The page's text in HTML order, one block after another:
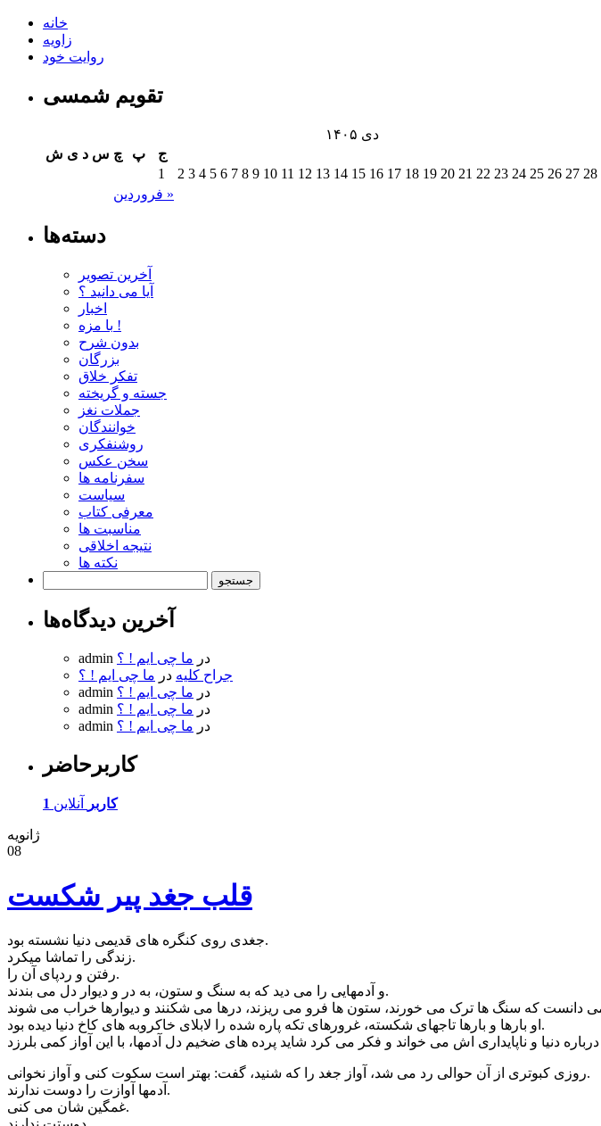
خانه
زاویه
روایت خود
تقویم شمسی
دی ۱۴۰۵
ش ی د س چ پ ج
فروردین »
1 2 3 4 5 6 7 8 9 10 11 12 13 14 15 16 17 18 19 20 21 22 23 24 25 26 27 28
دسته‌ها
آخرین تصویر
آیا می دانید ؟
اخبار
با مزه !
بدون شرح
بزرگان
تفکر خلاق
جسته و گریخته
جملات نغز
خوانندگان
روشنفکری
سخن عکس
سفرنامه ها
سیاست
معرفی کتاب
مناسبت ها
نتیجه اخلاقی
نکته ها
آخرین دیدگاه‌ها
admin در ما چی ایم ! ؟
جراح کلیه در ما چی ایم ! ؟
admin
در ما چی ایم ! ؟
admin
در ما چی ایم ! ؟
admin
در ما چی ایم ! ؟
کاربرحاضر
1 کاربر آنلاین
ژانویه
08
قلب جغد پیر شکست
جغدی روی کنگره های قدیمی دنیا نشسته بود.
زندگی را تماشا میکرد.
رفتن و ردپای آن را.
و آدمهایی را می دید که به سنگ و ستون، به در و دیوار دل می بندند.
او بارها و بارها تاجهای شکسته، غرورهای تکه پاره شده را لابلای خاکروبه های کاخ دنیا دیده بود.
روزی کبوتری از آن حوالی رد می شد، آواز جغد را که شنید، گفت: بهتر است سکوت کنی و آواز نخوانی.
آدمها آوازت را دوست ندارند.
غمگین شان می کنی.